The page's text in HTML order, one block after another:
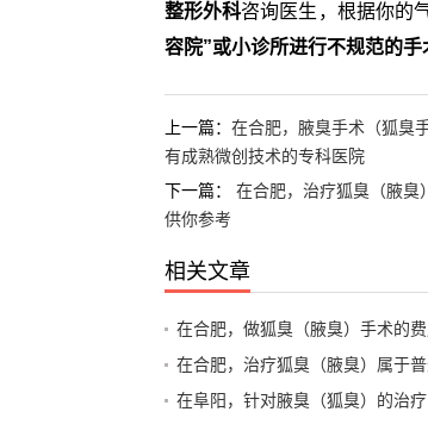
整形外科咨询医生，根据你的
容院”或小诊所进行不规范的手
上一篇： 在合肥，腋臭手术（狐臭
有成熟微创技术的专科医院
下一篇： 在合肥，治疗狐臭（腋臭
供你参考
相关文章